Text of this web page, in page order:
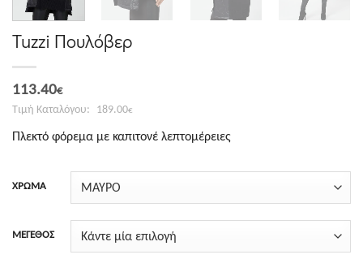
Tuzzi Πουλόβερ
189.00€
Original
price
was:
189.00€.
113.40€
Η
τρέχουσα
τιμή
είναι:
113.40€.
Πλεκτό φόρεμα με καπιτονέ λεπτομέρειες
ΧΡΩΜΑ
ΜΕΓΕΘΟΣ